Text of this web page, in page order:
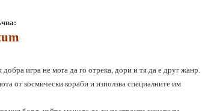
игра не мога да го отрека, дори и тя да е друг жанр.
от космически кораби и използва специалните им